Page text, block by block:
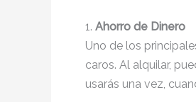
1. Ahorro de Dinero
Uno de los
caros. Al alquilar,
usarás una vez,